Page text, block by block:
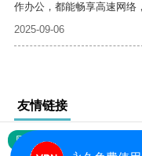
作办公，都能畅享高速网络
2025-09-06
友情链接
网站地图